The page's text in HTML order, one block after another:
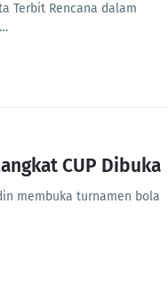
Terbit Rencana dalam
CUP Dibuka
membuka turnamen bola